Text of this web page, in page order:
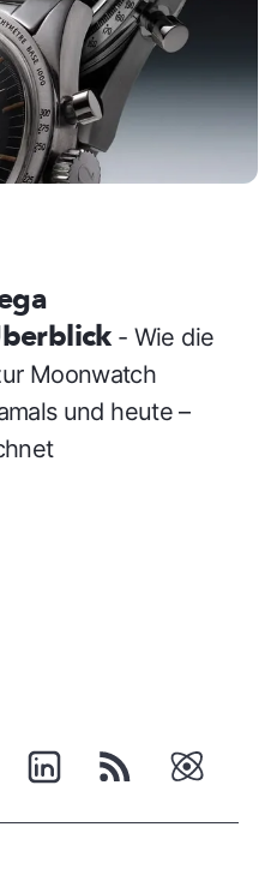
- Wie die
Moonwatch
und heute –